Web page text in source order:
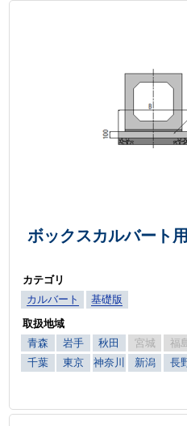
ボックスカルバート
カテゴリ
カルバート
基礎版
取扱地域
青森
岩手 秋田 宮城 福
千葉
東京 神奈川 新潟 長